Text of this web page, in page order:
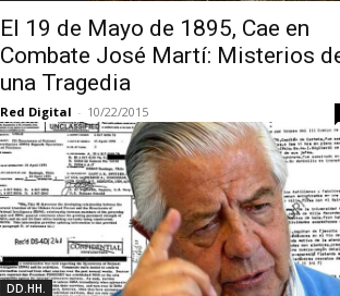
El 19 de Mayo de 1895, Cae en
Combate José Martí: Misterios
una Tragedia
Red Digital - 10/22/2015
DD.HH.